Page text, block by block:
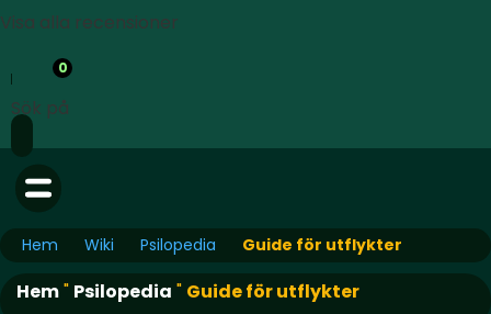
Visa alla recensioner
0
Sök på
Hem Wiki Psilopedia Guide för utflykter
Hem" Psilopedia " Guide för utflykter